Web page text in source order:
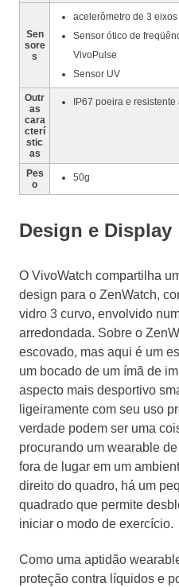
Sen
sore
s
acelerômetro de 3 eixos
Sensor ótico de
VivoPulse
Sensor UV
Outr
as
cara
cterí
stic
as
IP67 poeira e
Pes
o
50g
Design e Display
O VivoWatch compartilha
design para o ZenWatch,
vidro 3 curvo, envolvido
arredondada. Sobre o
escovado, mas aqui é um
um bocado de um ímã de
aspecto mais desportivo
ligeiramente com seu uso
verdade podem ser uma
procurando um wearable
fora de lugar em um
direito do quadro, há um
quadrado que permite
iniciar o modo de exercício.
Como uma aptidão
proteção contra líquidos e